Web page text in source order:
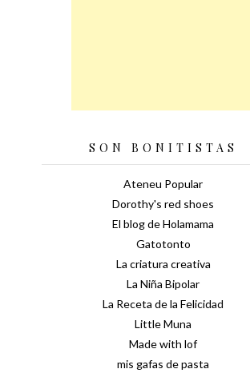
SON BONITISTAS
Ateneu Popular
Dorothy's red shoes
El blog de Holamama
Gatotonto
La criatura creativa
La Niña Bipolar
La Receta de la Felicidad
Little Muna
Made with lof
mis gafas de pasta